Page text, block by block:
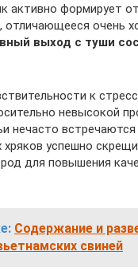
активно формирует
отличающееся очень
выход с туши
к
невысокой
нечасто встречаются
успешно
для повышения
Содержание и
свиней